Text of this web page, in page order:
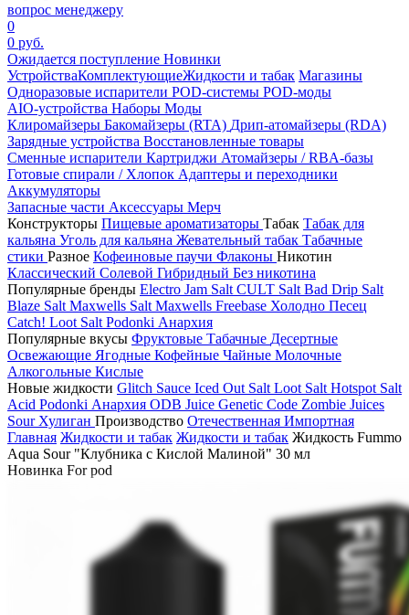
вопрос менеджеру
0
0 руб.
Ожидается поступление Новинки
УстройстваКомплектующиеЖидкости и табак Магазины
Одноразовые испарители POD-системы POD-моды
AIO-устройства Наборы Моды
Клиромайзеры Бакомайзеры (RTA) Дрип-атомайзеры (RDA)
Зарядные устройства Восстановленные товары
Сменные испарители Картриджи Атомайзеры / RBA-базы
Готовые спирали / Хлопок Адаптеры и переходники
Аккумуляторы
Запасные части Аксессуары Мерч
Конструкторы Пищевые ароматизаторы Табак Табак для
кальяна Уголь для кальяна Жевательный табак Табачные
стики Разное Кофеиновые паучи Флаконы Никотин
Классический Солевой Гибридный Без никотина
Популярные бренды Electro Jam Salt CULT Salt Bad Drip Salt
Blaze Salt Maxwells Salt Maxwells Freebase Холодно Песец
Catch! Loot Salt Podonki Анархия
Популярные вкусы Фруктовые Табачные Десертные
Освежающие Ягодные Кофейные Чайные Молочные
Алкогольные Кислые
Новые жидкости Glitch Sauce Iced Out Salt Loot Salt Hotspot Salt
Acid Podonki Анархия ODB Juice Genetic Code Zombie Juices
Sour Хулиган Производство Отечественная Импортная
Главная Жидкости и табак Жидкости и табак Жидкость Fummo
Aqua Sour "Клубника с Кислой Малиной" 30 мл
Новинка For pod